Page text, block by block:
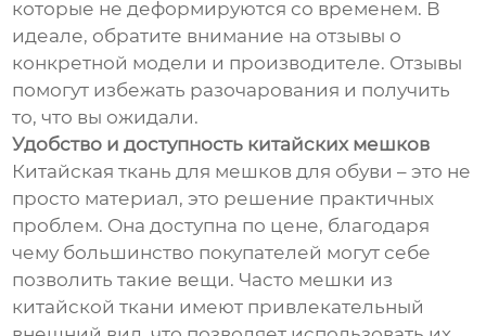
которые не деформируются со временем. В
идеале, обратите внимание на отзывы о
конкретной модели и производителе. Отзывы
помогут избежать разочарования и получить
то, что вы ожидали.
Удобство и доступность китайских мешков
Китайская ткань для мешков для обуви – это не
просто материал, это решение практичных
проблем. Она доступна по цене, благодаря
чему большинство покупателей могут себе
позволить такие вещи. Часто мешки из
китайской ткани имеют привлекательный